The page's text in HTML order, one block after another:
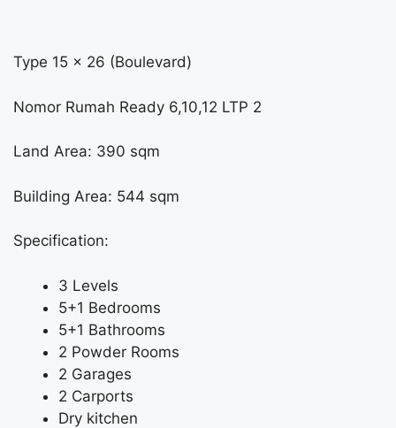
Type 15 x 26 (Boulevard)
Nomor Rumah Ready 6,10,12 LTP 2
Land Area: 390 sqm
Building Area: 544 sqm
Specification:
3 Levels
5+1 Bedrooms
5+1 Bathrooms
2 Powder Rooms
2 Garages
2 Carports
Dry kitchen